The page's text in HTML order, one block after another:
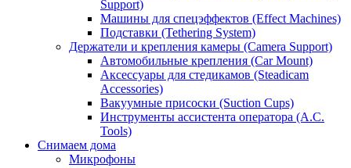
Support)
Машины для спецэффектов (Effect Machines)
Подставки (Tethering System)
Держатели и крепления камеры (Camera Support)
Автомобильные крепления (Car Mount)
Аксессуары для стедикамов (Steadicam
Accessories)
Вакуумные присоски (Suction Cups)
Инструменты ассистента оператора (A.C.
Tools)
Снимаем дома
Микрофоны